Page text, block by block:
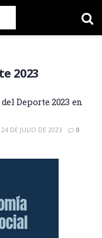
2023
Deporte 2023 en
24 DE JULIO DE 2023 0